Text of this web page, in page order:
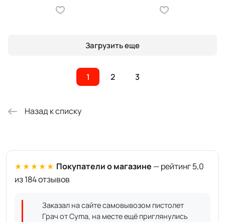
Загрузить еще
1 2 3
Назад к списку
★★★★★ Покупатели о магазине — рейтинг 5,0
из 184 отзывов
Заказал на сайте самовывозом пистолет
Грач от Cyma, на месте ещё приглянулись